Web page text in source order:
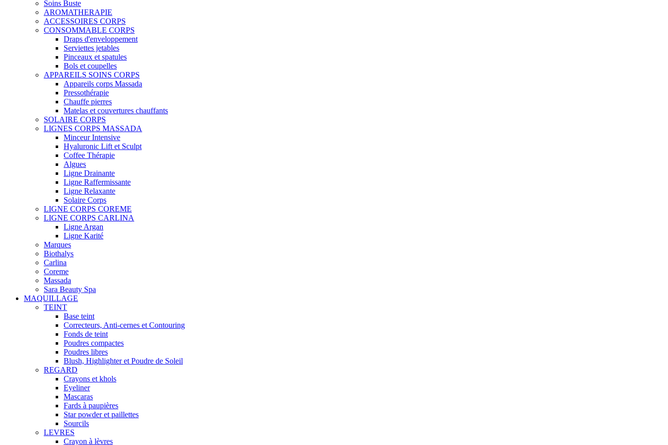
Soins Buste
AROMATHERAPIE
ACCESSOIRES CORPS
CONSOMMABLE CORPS
Draps d'enveloppement
Serviettes jetables
Pinceaux et spatules
Bols et coupelles
APPAREILS SOINS CORPS
Appareils corps Massada
Pressothérapie
Chauffe pierres
Matelas et couvertures chauffants
SOLAIRE CORPS
LIGNES CORPS MASSADA
Minceur Intensive
Hyaluronic Lift et Sculpt
Coffee Thérapie
Algues
Ligne Drainante
Ligne Raffermissante
Ligne Relaxante
Solaire Corps
LIGNE CORPS COREME
LIGNE CORPS CARLINA
Ligne Argan
Ligne Karité
Marques
Biothalys
Carlina
Coreme
Massada
Sara Beauty Spa
MAQUILLAGE
TEINT
Base teint
Correcteurs, Anti-cernes et Contouring
Fonds de teint
Poudres compactes
Poudres libres
Blush, Highlighter et Poudre de Soleil
REGARD
Crayons et khols
Eyeliner
Mascaras
Fards à paupières
Star powder et paillettes
Sourcils
LEVRES
Crayon à lèvres